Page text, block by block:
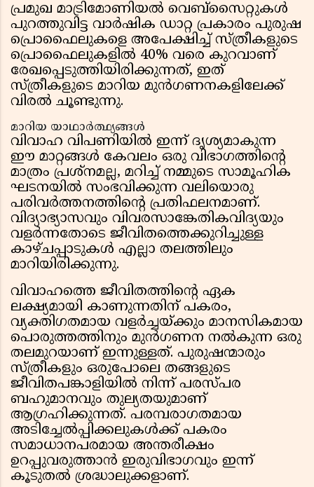
പ്രമുഖ മാട്രിമോണിയൽ വെബ്‌സൈറ്റുകൾ
പുറത്തുവിട്ട വാർഷിക ഡാറ്റ പ്രകാരം പുരുഷ
പ്രൊഫൈലുകളെ അപേക്ഷിച്ച് സ്ത്രീകളുടെ
പ്രൊഫൈലുകളിൽ 40% വരെ കുറവാണ്
രേഖപ്പെടുത്തിയിരിക്കുന്നത്, ഇത്
സ്ത്രീകളുടെ മാറിയ മുൻഗണനകളിലേക്ക്
വിരൽ ചൂണ്ടുന്നു.
മാറിയ യാഥാർത്ഥ്യങ്ങൾ
വിവാഹ വിപണിയിൽ ഇന്ന് ദൃശ്യമാകുന്ന
ഈ മാറ്റങ്ങൾ കേവലം ഒരു വിഭാഗത്തിന്റെ
മാത്രം പ്രശ്നമല്ല, മറിച്ച് നമ്മുടെ സാമൂഹിക
ഘടനയിൽ സംഭവിക്കുന്ന വലിയൊരു
പരിവർത്തനത്തിന്റെ പ്രതിഫലനമാണ്.
വിദ്യാഭ്യാസവും വിവരസാങ്കേതികവിദ്യയും
വളർന്നതോടെ ജീവിതത്തെക്കുറിച്ചുള്ള
കാഴ്ചപ്പാടുകൾ എല്ലാ തലത്തിലും
മാറിയിരിക്കുന്നു.
വിവാഹത്തെ ജീവിതത്തിന്റെ ഏക
ലക്ഷ്യമായി കാണുന്നതിന് പകരം,
വ്യക്തിഗതമായ വളർച്ചയ്ക്കും മാനസികമായ
പൊരുത്തത്തിനും മുൻഗണന നൽകുന്ന ഒരു
തലമുറയാണ് ഇന്നുള്ളത്. പുരുഷന്മാരും
സ്ത്രീകളും ഒരുപോലെ തങ്ങളുടെ
ജീവിതപങ്കാളിയിൽ നിന്ന് പരസ്പര
ബഹുമാനവും തുല്യതയുമാണ്
ആഗ്രഹിക്കുന്നത്. പരമ്പരാഗതമായ
അടിച്ചേൽപ്പിക്കലുകൾക്ക് പകരം
സമാധാനപരമായ അന്തരീക്ഷം
ഉറപ്പുവരുത്താൻ ഇരുവിഭാഗവും ഇന്ന്
കൂടുതൽ ശ്രദ്ധാലുക്കളാണ്.